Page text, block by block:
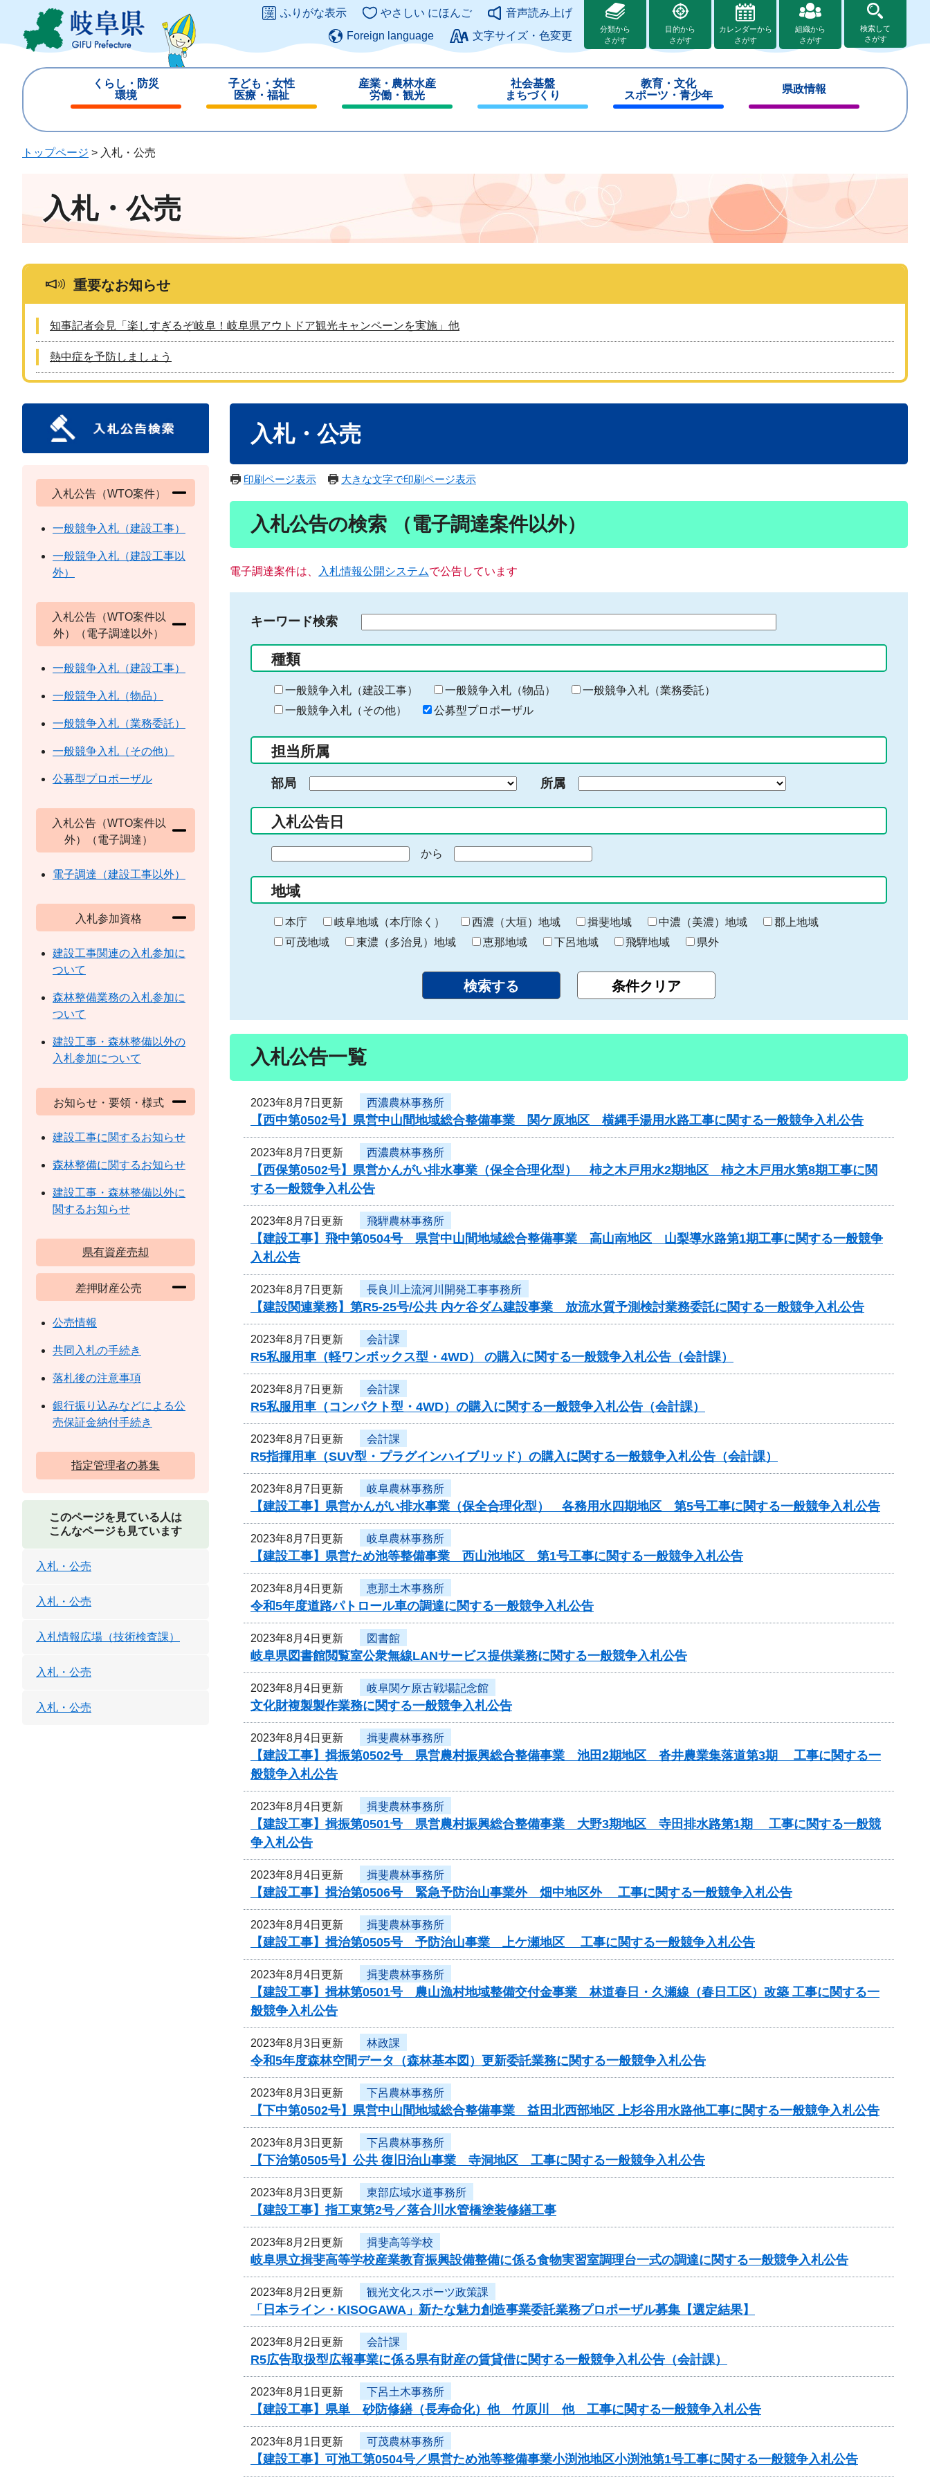
ジ
ュ
このページの本文へ
ふりがな表示 やさしい にほんご
音声読み上げ
Foreign language
文字サイズ・色変更
分類から
さがす
目的から
さがす
カレンダーから
さがす
組織から
さがす
検索して
さがす
くらし・防災
環境
じ
子ども・女性
医療・福祉
じ
産業・農林水産
労働・観光
じ
社会基盤
まちづくり
じ
教育・文化
スポーツ・青少年
じ
県政情報
じ
トップページ > 入札・公売
入札・公売
重要なお知らせ
知事記者会見「楽しすぎるぞ岐阜！岐阜県アウトドア観光キャンペーンを実施」他
熱中症を予防しましょう
入札・公売
印刷ページ表示 大きな文字で印刷ページ表示
入札公告の検索 （電子調達案件以外）
電子調達案件は、 入札情報公開システムで公告しています
キーワード検索
る
キ
ー
ー
入
力
種類
一般競争入札（建設工事） 一般競争入札（物品）
一般競争入札（業務委託）
一般競争入札（その他）
公募型プロポーザル
担当所属
部局 所属
入札公告日
の
始
ま
り
から
終
わ
り
地域
本庁 岐阜地域（本庁除く） 西濃（大垣）地域 揖斐地域 中濃（美濃）地域
郡上地域
可茂地域
東濃（多治見）地域 恵那地域 下呂地域 飛騨地域 県外
入札公告一覧
2023年8月7日更新 西濃農林事務所
【西中第0502号】県営中山間地域総合整備事業 関ケ原地区 横縄手湯用水路工事に関する一般競争入札公告
2023年8月7日更新 西濃農林事務所
【西保第0502号】県営かんがい排水事業（保全合理化型） 柿之木戸用水2期地区 柿之木戸用水第8期工事に関
する一般競争入札公告
2023年8月7日更新 飛騨農林事務所
【建設工事】飛中第0504号 県営中山間地域総合整備事業 高山南地区 山梨導水路第1期工事に関する一般競争
入札公告
2023年8月7日更新 長良川上流河川開発工事事務所
【建設関連業務】第R5-25号/公共 内ケ谷ダム建設事業 放流水質予測検討業務委託に関する一般競争入札公告
2023年8月7日更新 会計課
R5私服用車（軽ワンボックス型・4WD） の購入に関する一般競争入札公告（会計課）
2023年8月7日更新 会計課
R5私服用車（コンパクト型・4WD）の購入に関する一般競争入札公告（会計課）
2023年8月7日更新 会計課
R5指揮用車（SUV型・プラグインハイブリッド）の購入に関する一般競争入札公告（会計課）
2023年8月7日更新 岐阜農林事務所
【建設工事】県営かんがい排水事業（保全合理化型） 各務用水四期地区 第5号工事に関する一般競争入札公告
2023年8月7日更新 岐阜農林事務所
【建設工事】県営ため池等整備事業 西山池地区 第1号工事に関する一般競争入札公告
2023年8月4日更新 恵那土木事務所
令和5年度道路パトロール車の調達に関する一般競争入札公告
2023年8月4日更新 図書館
岐阜県図書館閲覧室公衆無線LANサービス提供業務に関する一般競争入札公告
2023年8月4日更新 岐阜関ケ原古戦場記念館
文化財複製製作業務に関する一般競争入札公告
2023年8月4日更新 揖斐農林事務所
【建設工事】揖振第0502号 県営農村振興総合整備事業 池田2期地区 沓井農業集落道第3期 工事に関する一
般競争入札公告
2023年8月4日更新 揖斐農林事務所
【建設工事】揖振第0501号 県営農村振興総合整備事業 大野3期地区 寺田排水路第1期 工事に関する一般競
争入札公告
2023年8月4日更新 揖斐農林事務所
【建設工事】揖治第0506号 緊急予防治山事業外 畑中地区外 工事に関する一般競争入札公告
2023年8月4日更新 揖斐農林事務所
【建設工事】揖治第0505号 予防治山事業 上ケ瀬地区 工事に関する一般競争入札公告
2023年8月4日更新 揖斐農林事務所
【建設工事】揖林第0501号 農山漁村地域整備交付金事業 林道春日・久瀬線（春日工区）改築 工事に関する一
般競争入札公告
2023年8月3日更新 林政課
令和5年度森林空間データ（森林基本図）更新委託業務に関する一般競争入札公告
2023年8月3日更新 下呂農林事務所
【下中第0502号】県営中山間地域総合整備事業 益田北西部地区 上杉谷用水路他工事に関する一般競争入札公告
2023年8月3日更新 下呂農林事務所
【下治第0505号】公共 復旧治山事業 寺洞地区 工事に関する一般競争入札公告
2023年8月3日更新 東部広域水道事務所
【建設工事】指工東第2号／落合川水管橋塗装修繕工事
2023年8月2日更新 揖斐高等学校
岐阜県立揖斐高等学校産業教育振興設備整備に係る食物実習室調理台一式の調達に関する一般競争入札公告
2023年8月2日更新 観光文化スポーツ政策課
「日本ライン・KISOGAWA」新たな魅力創造事業委託業務プロポーザル募集【選定結果】
2023年8月2日更新 会計課
R5広告取扱型広報事業に係る県有財産の賃貸借に関する一般競争入札公告（会計課）
2023年8月1日更新 下呂土木事務所
【建設工事】県単 砂防修繕（長寿命化）他 竹原川 他 工事に関する一般競争入札公告
2023年8月1日更新 可茂農林事務所
【建設工事】可池工第0504号／県営ため池等整備事業小渕池地区小渕池第1号工事に関する一般競争入札公告
入札公告（WTO案件）
一般競争入札（建設工事）
一般競争入札（建設工事以
外）
入札公告（WTO案件以
外）（電子調達以外）
一般競争入札（建設工事）
一般競争入札（物品）
一般競争入札（業務委託）
一般競争入札（その他）
公募型プロポーザル
入札公告（WTO案件以
外）（電子調達）
電子調達（建設工事以外）
入札参加資格
建設工事関連の入札参加に
ついて
森林整備業務の入札参加に
ついて
建設工事・森林整備以外の
入札参加について
お知らせ・要領・様式
建設工事に関するお知らせ
森林整備に関するお知らせ
建設工事・森林整備以外に
関するお知らせ
県有資産売却
差押財産公売
公売情報
共同入札の手続き
落札後の注意事項
銀行振り込みなどによる公
売保証金納付手続き
指定管理者の募集
このページを見ている人は
こんなページも見ています
入札・公売
入札・公売
入札情報広場（技術検査課）
入札・公売
入札・公売